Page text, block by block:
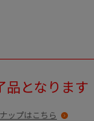
品となります
ップはこちら